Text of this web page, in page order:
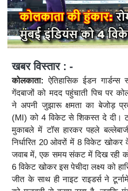
खबर विस्तार : -
कोलकाता: ऐतिहासिक ईडन
गेंदबाजों को मदद पहुंचाती पिच पर
ने अपनी जुझारू क्षमता का बेजोड़
(MI) को 4 विकेट से शिकस्त दे दी।
मुकाबले में टॉस हारकर पहले
निर्धारित 20 ओवरों में 8 विकेट
जवाब में, एक समय संकट में दिख रही
6 विकेट खोकर इस पेचीदा लक्ष्य को
जीत के साथ ही नाइट राइडर्स ने